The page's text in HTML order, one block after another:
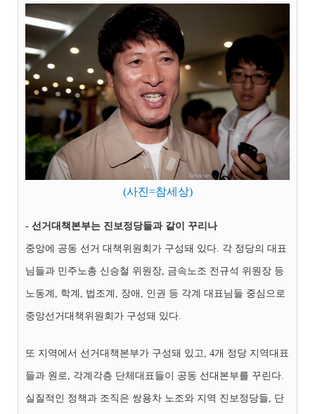
(사진=참세상)
- 선거대책본부는 진보정당들과 같이 꾸리나
중앙에 공동 선거 대책위원회가 구성돼 있다. 각 정당의 대표
님들과 민주노총 신승철 위원장, 금속노조 전규석 위원장 등
노동계, 학계, 법조계, 장애, 인권 등 각계 대표님들 중심으로
중앙선거대책위원회가 구성돼 있다.
또 지역에서 선거대책본부가 구성돼 있고, 4개 정당 지역대표
들과 원로, 각계각층 단체대표들이 공동 선대본부를 꾸린다.
실질적인 정책과 조직은 쌍용차 노조와 지역 진보정당들, 단